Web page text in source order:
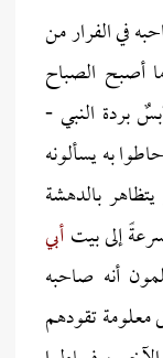
في الفرار من
أصبح الصباح
بردة النبي -
به يسألونه
بالدهشة
إلى بيتأبي
أنه صاحبه
معلومة تقودهم